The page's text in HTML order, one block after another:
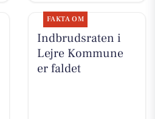
FAKTA OM
Indbrudsraten i
Lejre Kommune
er faldet